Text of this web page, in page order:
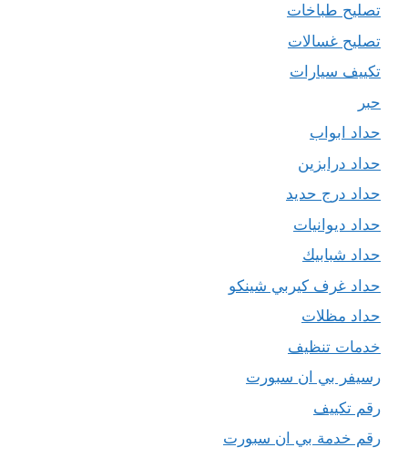
تصليح طباخات
تصليح غسالات
تكييف سيارات
حبر
حداد ابواب
حداد درابزين
حداد درج حديد
حداد ديوانيات
حداد شبابيك
حداد غرف كيربي شينكو
حداد مظلات
خدمات تنظيف
رسيفر بي ان سبورت
رقم تكييف
رقم خدمة بي ان سبورت